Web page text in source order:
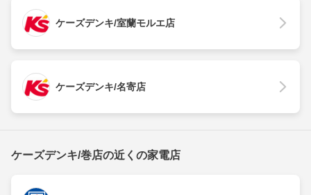
ケーズデンキ/室蘭モルエ店
ケーズデンキ/名寄店
ケーズデンキ/巻店の近くの家電店